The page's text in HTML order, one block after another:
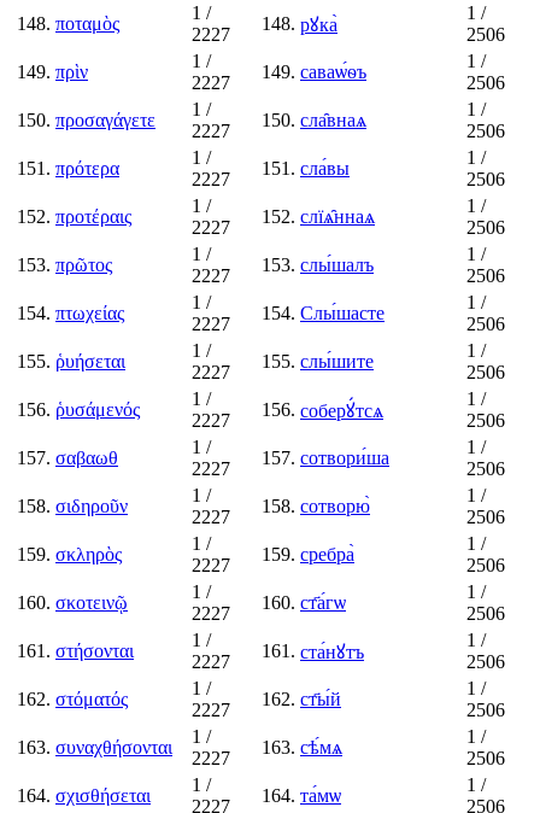
148. ποταμὸς
1 /
2227
149. πρὶν
1 /
2227
150. προσαγάγετε
1 /
2227
151. πρότερα
1 /
2227
152. προτέραις
1 /
2227
153. πρῶτος
1 /
2227
154. πτωχείας
1 /
2227
155. ῥυήσεται
1 /
2227
156. ῥυσάμενός
1 /
2227
157. σαβαωθ
1 /
2227
158. σιδηροῦν
1 /
2227
159. σκληρὸς
1 /
2227
160. σκοτεινῷ
1 /
2227
161. στήσονται
1 /
2227
162. στόματός
1 /
2227
163. συναχθήσονται
1 /
2227
164. σχισθήσεται
1 /
2227
148. рꙋка̀
1 /
2506
149. саваѡ́ѳъ
1 /
2506
150. сла̑внаѧ
1 /
2506
151. сла́вы
1 /
2506
152. слїѧ̑ннаѧ
1 /
2506
153. слы́шалъ
1 /
2506
154. Слы́шасте
1 /
2506
155. слы́шите
1 /
2506
156. соберꙋ́тсѧ
1 /
2506
157. сотвори́ша
1 /
2506
158. сотворю̀
1 /
2506
159. сребра̀
1 /
2506
160. ст҃а́гѡ
1 /
2506
161. ста́нꙋтъ
1 /
2506
162. ст҃ы́й
1 /
2506
163. сѣ́мѧ
1 /
2506
164. та́мѡ
1 /
2506